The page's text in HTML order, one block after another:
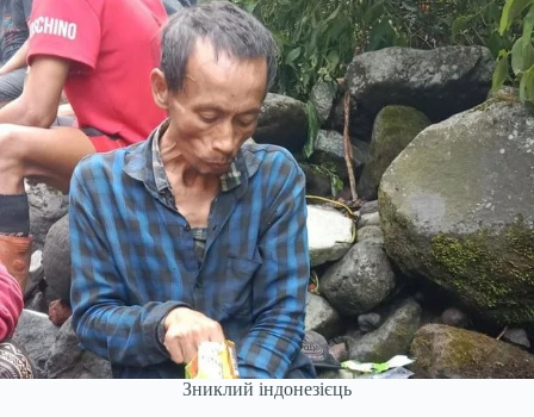
Зниклий індонезієць